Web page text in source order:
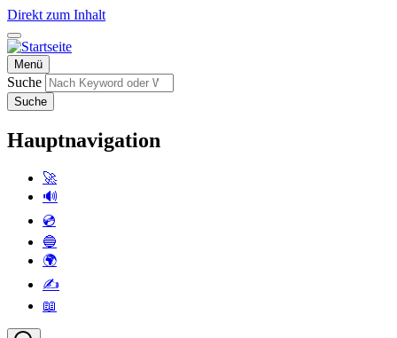
Direkt zum Inhalt
Menü
Suche
Suche
Hauptnavigation
🚀
🔊
💿
🔵
🌍
✍️
📖